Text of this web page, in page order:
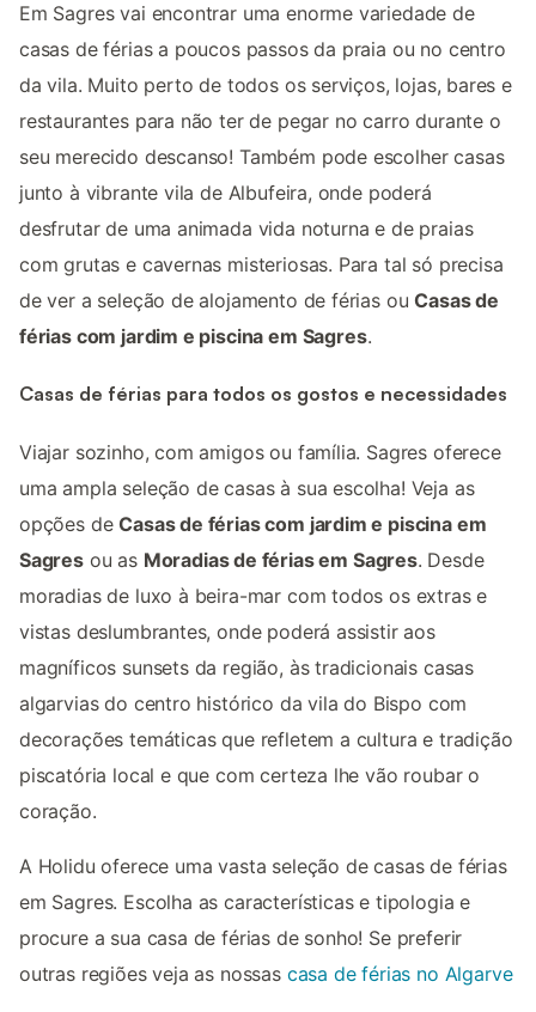
Em Sagres vai encontrar uma enorme variedade de
casas de férias a poucos passos da praia ou no centro
da vila. Muito perto de todos os serviços, lojas, bares e
restaurantes para não ter de pegar no carro durante o
seu merecido descanso! Também pode escolher casas
junto à vibrante vila de Albufeira, onde poderá
desfrutar de uma animada vida noturna e de praias
com grutas e cavernas misteriosas. Para tal só precisa
de ver a seleção de alojamento de férias ouCasas de
férias com jardim e piscina em Sagres.
Casas de férias para todos os gostos e necessidades
Viajar sozinho, com amigos ou família. Sagres oferece
uma ampla seleção de casas à sua escolha! Veja as
opções deCasas de férias com jardim e piscina em
Sagresou as Moradias de férias em Sagres. Desde
moradias de luxo à beira-mar com todos os extras e
vistas deslumbrantes, onde poderá assistir aos
magníficos sunsets da região, às tradicionais casas
algarvias do centro histórico da vila do Bispo com
decorações temáticas que refletem a cultura e tradição
piscatória local e que com certeza lhe vão roubar o
coração.
A Holidu oferece uma vasta seleção de casas de férias
em Sagres. Escolha as características e tipologia e
procure a sua casa de férias de sonho! Se preferir
outras regiões veja as nossas casa de férias no Algarve